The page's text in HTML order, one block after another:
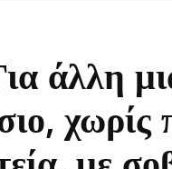
άλλη